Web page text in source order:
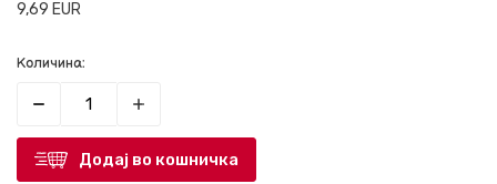
9,69 EUR
Количина:
Додај во кошничка